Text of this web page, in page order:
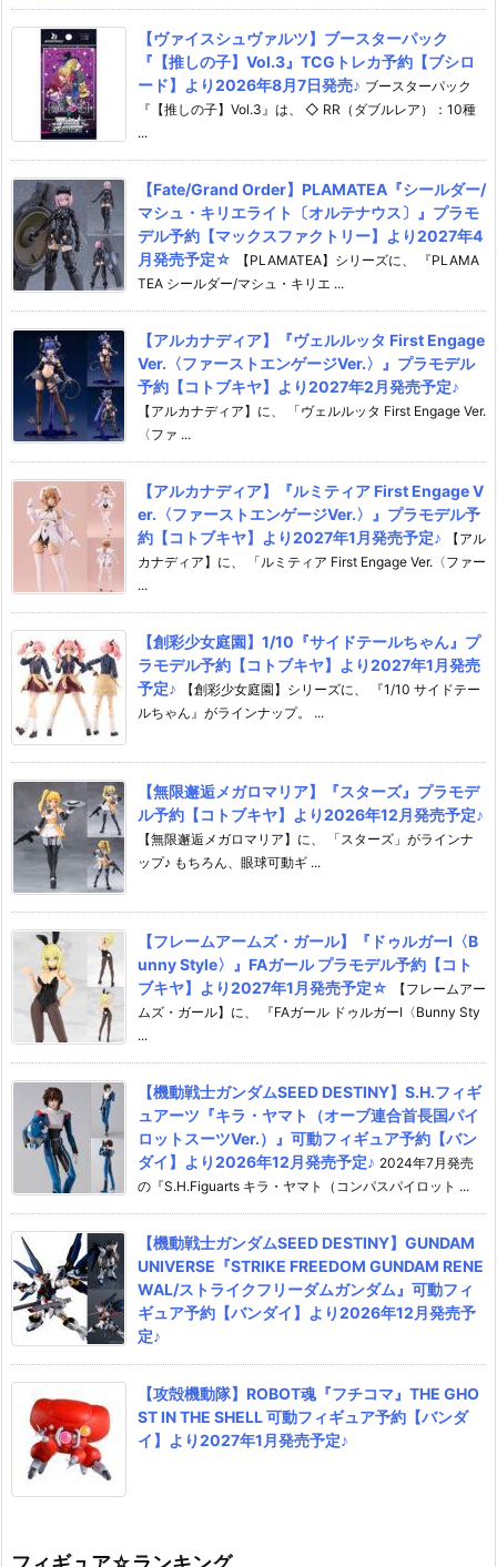
【ヴァイスシュヴァルツ】ブースターパック
『【推しの子】Vol.3』TCGトレカ予約【ブシロ
ード】より2026年8月7日発売♪ ブースターパック
『【推しの子】Vol.3』は、 ◇ RR（ダブルレア）：10種
...
【Fate/Grand Order】PLAMATEA『シールダー/
マシュ・キリエライト〔オルテナウス〕』プラモ
デル予約【マックスファクトリー】より2027年4
月発売予定☆
【PLAMATEA】シリーズに、 『PLAMA
TEA シールダー/マシュ・キリエ ...
【アルカナディア】『ヴェルルッタ First Engage
Ver.〈ファーストエンゲージVer.〉』プラモデル
予約【コトブキヤ】より2027年2月発売予定♪
【アルカナディア】に、 「ヴェルルッタ First Engage Ver.
〈ファ ...
【アルカナディア】『ルミティア First Engage V
er.〈ファーストエンゲージVer.〉』プラモデル予
約【コトブキヤ】より2027年1月発売予定♪
【アル
カナディア】に、 「ルミティア First Engage Ver.〈ファー
...
【創彩少女庭園】1/10『サイドテールちゃん』プ
ラモデル予約【コトブキヤ】より2027年1月発売
予定♪
【創彩少女庭園】シリーズに、 『1/10 サイドテー
ルちゃん』がラインナップ。 ...
【無限邂逅メガロマリア】『スターズ』プラモデ
ル予約【コトブキヤ】より2026年12月発売予定♪
【無限邂逅メガロマリア】に、 「スターズ」がラインナ
ップ♪ もちろん、眼球可動ギ ...
【フレームアームズ・ガール】『ドゥルガーI〈B
unny Style〉』FAガール プラモデル予約【コト
ブキヤ】より2027年1月発売予定☆
【フレームアー
ムズ・ガール】に、 『FAガール ドゥルガーI〈Bunny Sty
...
【機動戦士ガンダムSEED DESTINY】S.H.フィギ
ュアーツ『キラ・ヤマト（オーブ連合首長国パイ
ロットスーツVer.）』可動フィギュア予約【バン
ダイ】より2026年12月発売予定♪ 2024年7月発売
の『S.H.Figuarts キラ・ヤマト（コンパスパイロット ...
【機動戦士ガンダムSEED DESTINY】GUNDAM
UNIVERSE『STRIKE FREEDOM GUNDAM RENE
WAL/ストライクフリーダムガンダム』可動フィ
ギュア予約【バンダイ】より2026年12月発売予
定♪
【攻殻機動隊】ROBOT魂『フチコマ』THE GHO
ST IN THE SHELL 可動フィギュア予約【バンダ
イ】より2027年1月発売予定♪